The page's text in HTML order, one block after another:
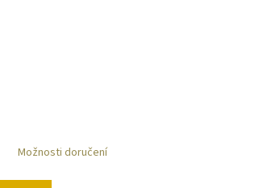
Možnosti doručení